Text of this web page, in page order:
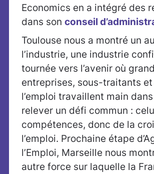
Economics en a intégré des
dans son conseil
Toulouse nous a montré un
l’industrie, une industrie
tournée vers l’avenir où
entreprises, sous-traitants
l’emploi travaillent main
relever un défi commun :
compétences, donc de la
l’emploi. Prochaine étape
l’Emploi, Marseille nous
autre force sur laquelle la